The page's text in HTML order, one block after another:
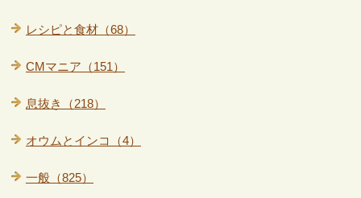
レシピと食材（68）
CMマニア（151）
息抜き（218）
オウムとインコ（4）
一般（825）